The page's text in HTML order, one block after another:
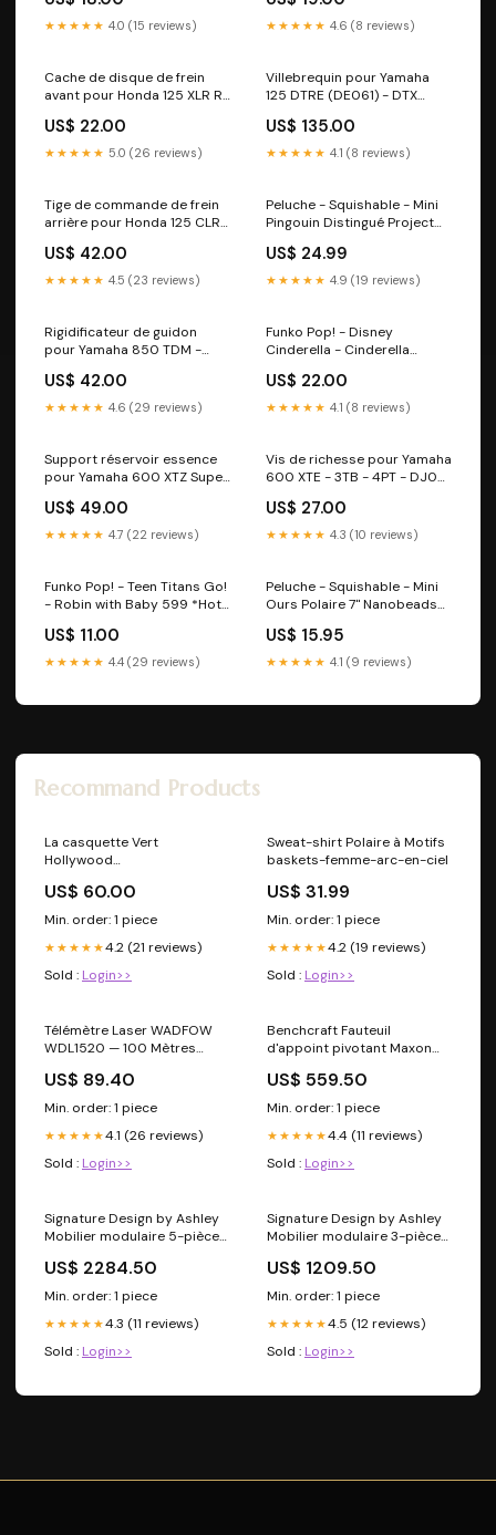
★★★★★ 4.0 (15 reviews) ★★★★★ 4.6 (8 reviews)
Cache de disque de frein
avant pour Honda 125 XLR R
US$ 22.00
★★★★★ 5.0 (26 reviews)
Villebrequin pour Yamaha
125 DTRE (DE061) - DTX
US$ 135.00
★★★★★ 4.1 (8 reviews)
Tige de commande de frein
arrière pour Honda 125 CLR -
US$ 42.00
★★★★★ 4.5 (23 reviews)
Peluche - Squishable - Mini
Pingouin Distingué Project
US$ 24.99
★★★★★ 4.9 (19 reviews)
Rigidificateur de guidon
pour Yamaha 850 TDM -
US$ 42.00
★★★★★ 4.6 (29 reviews)
Funko Pop! - Disney
Cinderella - Cinderella
Exclusive* Cravates et
Noeuds Papillons
US$ 22.00
★★★★★ 4.1 (8 reviews)
Support réservoir essence
pour Yamaha 600 XTZ Super
US$ 49.00
★★★★★ 4.7 (22 reviews)
Vis de richesse pour Yamaha
600 XTE - 3TB - 4PT - DJ02
US$ 27.00
★★★★★ 4.3 (10 reviews)
Funko Pop! - Teen Titans Go!
- Robin with Baby 599 *Hot
US$ 11.00
★★★★★ 4.4 (29 reviews)
Peluche - Squishable - Mini
Ours Polaire 7" Nanobeads
US$ 15.95
★★★★★ 4.1 (9 reviews)
Recommand Products
La casquette Vert
Hollywood
US$ 60.00
Min. order: 1 piece
★★★★★4.2 (21 reviews)
Sold : Login>>
Sweat-shirt Polaire à Motifs
baskets-femme-arc-en-ciel
US$ 31.99
Min. order: 1 piece
★★★★★4.2 (19 reviews)
Sold : Login>>
Télémètre Laser WADFOW
WDL1520 — 100 Mètres
US$ 89.40
Min. order: 1 piece
★★★★★4.1 (26 reviews)
Sold : Login>>
Benchcraft Fauteuil
d'appoint pivotant Maxon
ManufModel A2000656
US$ 559.50
Min. order: 1 piece
★★★★★4.4 (11 reviews)
Sold : Login>>
Signature Design by Ashley
Mobilier modulaire 5-pièces
cuir
7430516/7430557/7430546/7430557/7430517
Model Tyler Creek D736-00
Upholstered Bench
US$ 2284.50
Min. order: 1 piece
★★★★★4.3 (11 reviews)
Sold : Login>>
Signature Design by Ashley
Mobilier modulaire 3-pièces
cuir
7430564/7430557/7430565
__MPN_WM3400CW
US$ 1209.50
Min. order: 1 piece
★★★★★4.5 (12 reviews)
Sold : Login>>